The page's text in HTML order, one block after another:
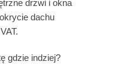
drzwi i okna
dachu
gdzie indziej?